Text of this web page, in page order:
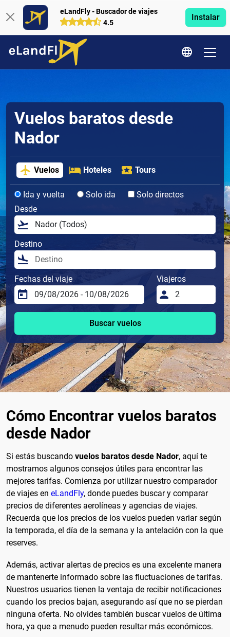
eLandFly - Buscador de viajes
4.5
Instalar
Vuelos baratos desde
Nador
Vuelos Hoteles Tours
Ida y vuelta Solo ida
Solo directos
Desde
Destino
Fechas del viaje Viajeros
Buscar vuelos
Cómo Encontrar vuelos baratos
desde Nador
Si estás buscando vuelos baratos desde Nador, aquí te
mostramos algunos consejos útiles para encontrar las
mejores tarifas. Comienza por utilizar nuestro comparador
de viajes en eLandFly, donde puedes buscar y comparar
precios de diferentes aerolíneas y agencias de viajes.
Recuerda que los precios de los vuelos pueden variar según
la temporada, el día de la semana y la antelación con la que
reserves.
Además, activar alertas de precios es una excelente manera
de mantenerte informado sobre las fluctuaciones de tarifas.
Nuestros usuarios tienen la ventaja de recibir notificaciones
cuando los precios bajan, asegurando así que no se pierdan
ninguna oferta. No olvides también buscar vuelos de última
hora, ya que a menudo pueden resultar más económicos.